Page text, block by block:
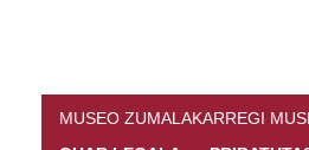
MUSEO ZUMALAKARREGI